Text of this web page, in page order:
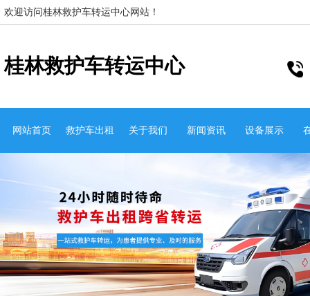
欢迎访问桂林救护车转运中心网站！
桂林救护车转运中心
网站首页 救护车出租 关于我们 新闻资讯 设备展示